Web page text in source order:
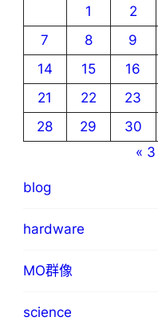
1
2
7
8 9
14
15 16
21
22 23
28
29
30
« 3
blog
hardware
MO群像
science